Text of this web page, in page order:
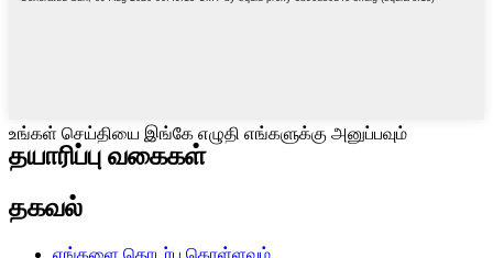
உங்கள் செய்தியை இங்கே எழுதி எங்களுக்கு அனுப்பவும்
தயாரிப்பு வகைகள்
தகவல்
எங்களை தொடர்பு கொள்ளவும்